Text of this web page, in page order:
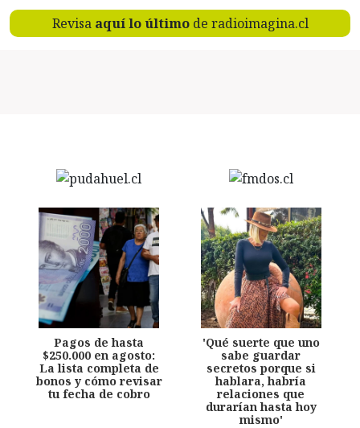
Revisa aquí lo últimode radioimagina.cl
Pagos de hasta
$250.000 en agosto:
La lista completa de
bonos y cómo revisar
tu fecha de cobro
'Qué suerte que uno
sabe guardar
secretos porque si
hablara, habría
relaciones que
durarían hasta hoy
mismo'